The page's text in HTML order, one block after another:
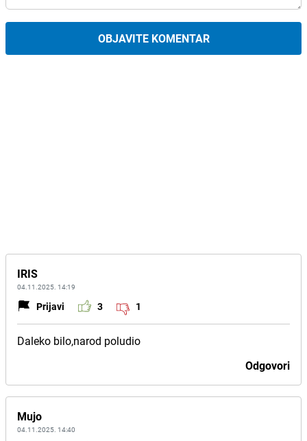
OBJAVITE KOMENTAR
IRIS
04.11.2025. 14:19
Prijavi 3 1
Daleko bilo,narod poludio
Odgovori
Mujo
04.11.2025. 14:40